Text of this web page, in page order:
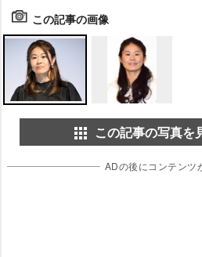
この記事の画像
この記事の写真を
ADの後にコンテンツ